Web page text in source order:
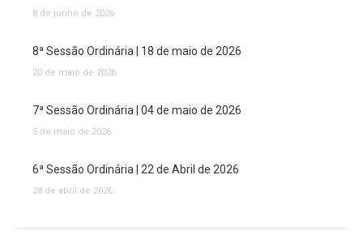
8 de junho de 2026
8ª Sessão Ordinária | 18 de maio de 2026
20 de maio de 2026
7ª Sessão Ordinária | 04 de maio de 2026
5 de maio de 2026
6ª Sessão Ordinária | 22 de Abril de 2026
28 de abril de 2026